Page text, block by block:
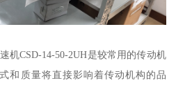
机CSD-14-50-2UH是较常用的传动机
和质量将直接影响着传动机构的品